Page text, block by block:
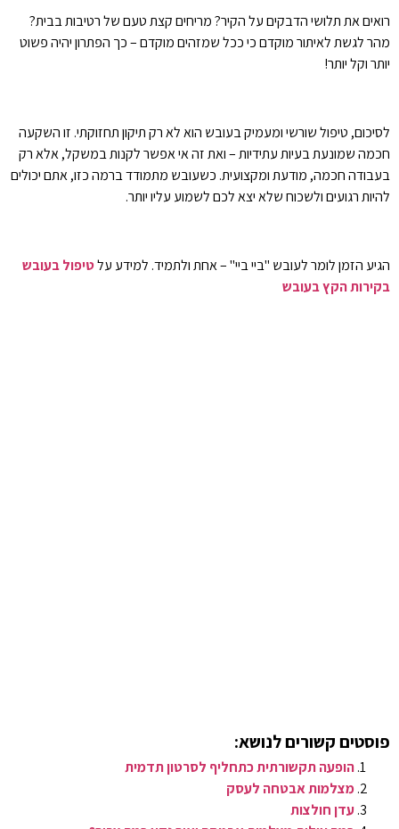
רואים את תלושי הדבקים על הקיר? מריחים קצת טעם של רטיבות בבית?
מהר לגשת לאיתור מוקדם כי ככל שמזהים מוקדם – כך הפתרון יהיה פשוט
יותר וקל יותר!
לסיכום, טיפול שורשי ומעמיק בעובש הוא לא רק תיקון תחזוקתי. זו השקעה
חכמה שמונעת בעיות עתידיות – ואת זה אי אפשר לקנות במשקל, אלא רק
בעבודה חכמה, מודעת ומקצועית. כשעובש מתמודד ברמה כזו, אתם יכולים
להיות רגועים ולשכוח שלא יצא לכם לשמוע עליו יותר.
הגיע הזמן לומר לעובש "ביי ביי" – אחת ולתמיד. למידע עלטיפול בעובש
בקירות הקץ בעובש
פוסטים קשורים לנושא:
הופעה תקשורתית כתחליף לסרטון תדמית
מצלמות אבטחה לעסק
עדן חולצות